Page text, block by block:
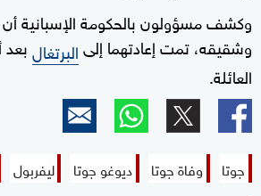
وكشف مسؤولون بالحكومة الإسبانية أن
وشقيقه، تمت إعادتهما إلىالبرتغال
العائلة.
جوتا وفاة جوتا ديوغو جوتا ليفربول